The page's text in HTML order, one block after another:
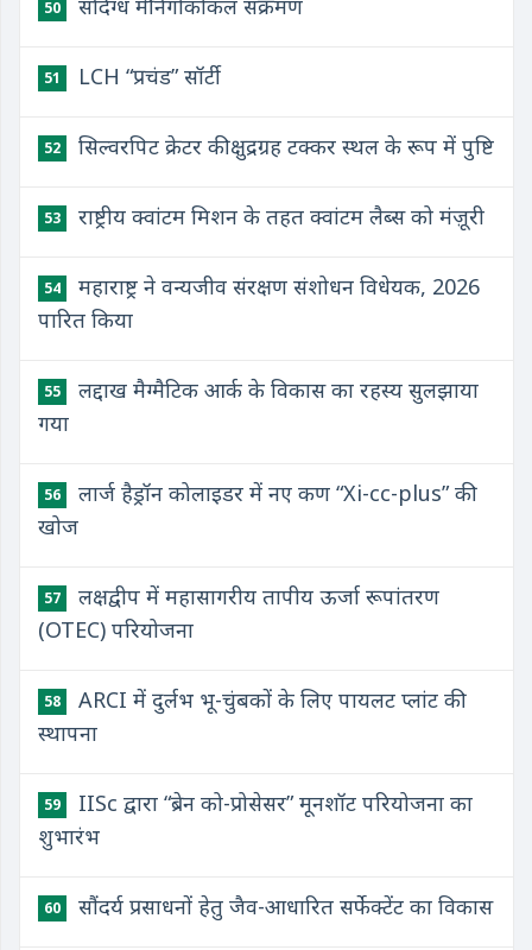
50 संदिग्ध मेनिंगोकोकल संक्रमण
51 LCH “प्रचंड” सॉर्टी
52 सिल्वरपिट क्रेटर की क्षुद्रग्रह टक्कर स्थल के रूप में पुष्टि
53 राष्ट्रीय क्वांटम मिशन के तहत क्वांटम लैब्स को मंज़ूरी
54
महाराष्ट्र ने वन्यजीव संरक्षण संशोधन विधेयक, 2026
पारित किया
55
लद्दाख मैग्मैटिक आर्क के विकास का रहस्य सुलझाया
गया
56
लार्ज हैड्रॉन कोलाइडर में नए कण “Xi-cc-plus” की
खोज
57
लक्षद्वीप में महासागरीय तापीय ऊर्जा रूपांतरण
(OTEC) परियोजना
58
ARCI में दुर्लभ भू-चुंबकों के लिए पायलट प्लांट की
स्थापना
59
IISc द्वारा “ब्रेन को-प्रोसेसर” मूनशॉट परियोजना का
शुभारंभ
60 सौंदर्य प्रसाधनों हेतु जैव-आधारित सर्फेक्टेंट का विकास